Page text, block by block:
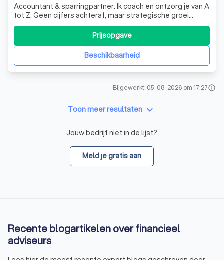
Accountant & sparringpartner. Ik coach en ontzorg je van A
tot Z. Geen cijfers achteraf, maar strategische groei
vooruit. Focus jij op ondernemen, dan regel ik de rest!
Beschikbaarheid
Prijsopgave
Bijgewerkt: 05-08-2026 om 17:27info
Toon meer resultaten keyboard_arrow_down
Jouw bedrijf niet in de lijst?
Meld je gratis aan
Recente blogartikelen over financieel
adviseurs